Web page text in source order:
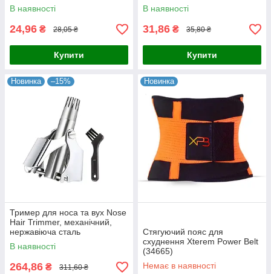
В наявності
24,96 ₴ 28,05 ₴
Купити
В наявності
31,86 ₴ 35,80 ₴
Купити
Новинка –15%
Тример для носа та вух Nose
Hair Trimmer, механічний,
нержавіюча сталь
В наявності
264,86 ₴ 311,60 ₴
Новинка
Стягуючий пояс для
схуднення Xterem Power Belt
(34665)
Немає в наявності